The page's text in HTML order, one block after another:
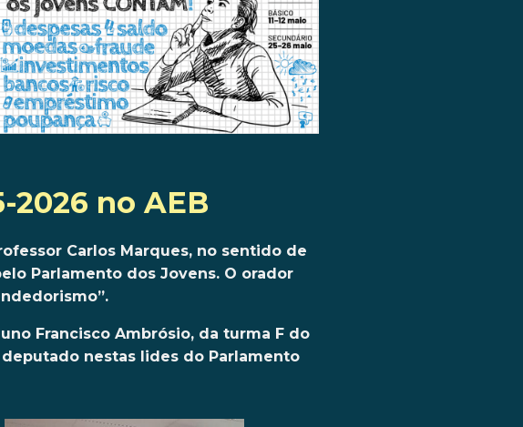
2026 no AEB
Carlos Marques, no sentido de
Parlamento dos Jovens. O orador
Francisco Ambrósio, da turma F do
nestas lides do Parlamento